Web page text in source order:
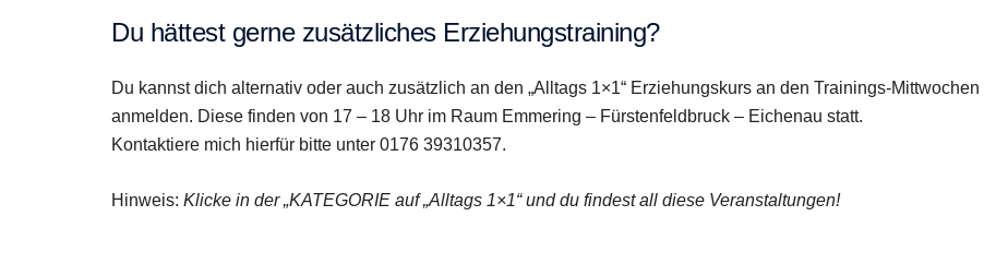
Du hättest gerne zusätzliches Erziehungstraining?
Du kannst dich alternativ oder auch zusätzlich an den „Alltags 1×1“ Erziehungskurs an den Trainings-Mittwochen
anmelden. Diese finden von 17 – 18 Uhr im Raum Emmering – Fürstenfeldbruck – Eichenau statt.
Kontaktiere mich hierfür bitte unter 0176 39310357.
Hinweis: Klicke in der „KATEGORIE auf „Alltags 1×1“ und du findest all diese Veranstaltungen!